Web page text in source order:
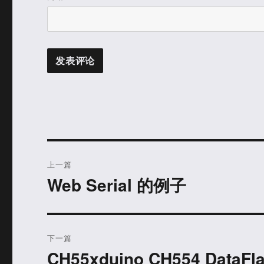
章
上一篇
上
文
Web Serial 的例子
下一篇
下
CH55xduino CH554